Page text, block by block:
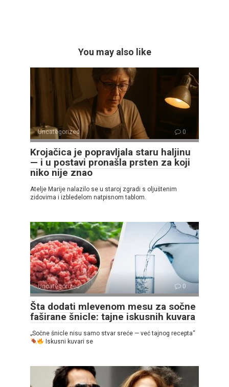
You may also like
Uncategorized 0
Krojačica je popravljala staru haljinu
— i u postavi pronašla prsten za koji
niko nije znao
Atelje Marije nalazilo se u staroj zgradi s oljuštenim
zidovima i izbledelom natpisnom tablom.
Uncategorized 0
Šta dodati mlevenom mesu za sočne
faširane šnicle: tajne iskusnih kuvara
„Sočne šnicle nisu samo stvar sreće — već tajnog recepta“
Iskusni kuvari se